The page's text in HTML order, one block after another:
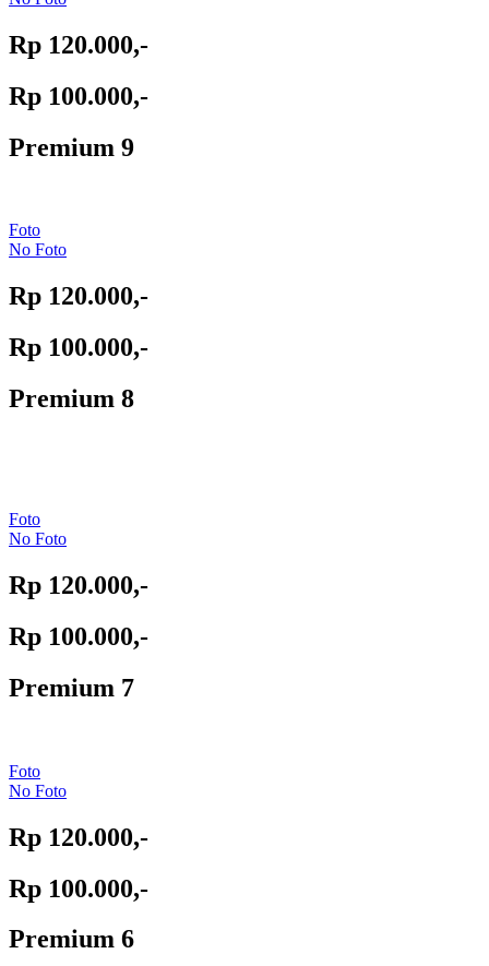
Rp 120.000,-
Rp 100.000,-
Premium 9
Foto
No Foto
Rp 120.000,-
Rp 100.000,-
Premium 8
Foto
No Foto
Rp 120.000,-
Rp 100.000,-
Premium 7
Foto
No Foto
Rp 120.000,-
Rp 100.000,-
Premium 6